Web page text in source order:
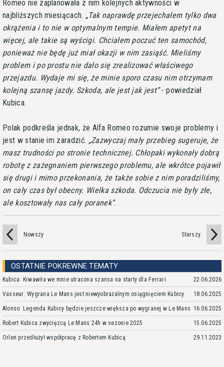
Romeo nie zaplanowała z nim kolejnych aktywności w
najbliższych miesiącach.
Tak naprawdę przejechałem tylko dwa
okrążenia i to nie w optymalnym tempie. Miałem apetyt na
więcej, ale takie są wyścigi. Chciałem poczuć ten samochód,
ponieważ nie będę już miał okazji w nim zasiąść. Mieliśmy
problem i po prostu nie dało się zrealizować właściwego
przejazdu. Wydaje mi się, że minie sporo czasu nim otrzymam
kolejną szansę jazdy. Szkoda, ale jest jak jest - powiedział
Kubica.
Polak podkreśla jednak, że Alfa Romeo rozumie swoje problemy i
jest w stanie im zaradzić. Zazwyczaj mały przebieg sugeruje, że
masz trudności po stronie technicznej. Chłopaki wykonały dobrą
robotę z zażegnaniem pierwszego problemu, ale wkrótce pojawił
się drugi i mimo przekonania, że także sobie z nim poradziliśmy,
on cały czas był obecny. Wielka szkoda. Odczucia nie były złe,
ale kosztowały nas cały poranek .
Nowszy Starszy
OSTATNIE POKREWNE TEMATY
Kubica: Krwawiła we mnie utracona szansa na starty dla Ferrari 22.06.2026
Vasseur: Wygrana Le Mans jest niewyobrażalnym osiągnięciem Kubicy 18.06.2025
Alonso: Legenda Kubicy będzie jeszcze większa po wygranej w Le Mans 16.06.2025
Robert Kubica zwycięzcą Le Mans 24h w sezonie 2025 15.06.2025
Orlen przedłużył współpracę z Robertem Kubicą 29.11.2023